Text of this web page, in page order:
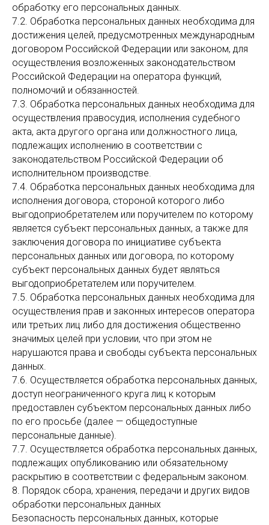
обработку его персональных данных.
7.2. Обработка персональных данных необходима для
достижения целей, предусмотренных международным
договором Российской Федерации или законом, для
осуществления возложенных законодательством
Российской Федерации на оператора функций,
полномочий и обязанностей.
7.3. Обработка персональных данных необходима для
осуществления правосудия, исполнения судебного
акта, акта другого органа или должностного лица,
подлежащих исполнению в соответствии с
законодательством Российской Федерации об
исполнительном производстве.
7.4. Обработка персональных данных необходима для
исполнения договора, стороной которого либо
выгодоприобретателем или поручителем по которому
является субъект персональных данных, а также для
заключения договора по инициативе субъекта
персональных данных или договора, по которому
субъект персональных данных будет являться
выгодоприобретателем или поручителем.
7.5. Обработка персональных данных необходима для
осуществления прав и законных интересов оператора
или третьих лиц либо для достижения общественно
значимых целей при условии, что при этом не
нарушаются права и свободы субъекта персональных
данных.
7.6. Осуществляется обработка персональных данных,
доступ неограниченного круга лиц к которым
предоставлен субъектом персональных данных либо
по его просьбе (далее — общедоступные
персональные данные).
7.7. Осуществляется обработка персональных данных,
подлежащих опубликованию или обязательному
раскрытию в соответствии с федеральным законом.
8. Порядок сбора, хранения, передачи и других видов
обработки персональных данных
Безопасность персональных данных, которые